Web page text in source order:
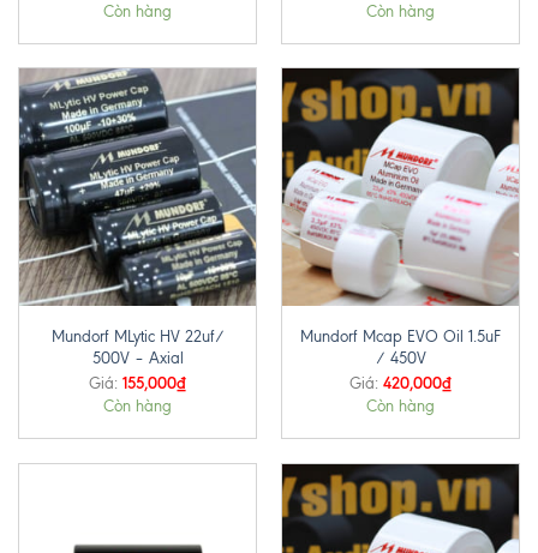
Còn hàng Còn hàng
Mundorf MLytic HV 22uf/
500V – Axial
Giá: 155,000₫
Còn hàng
Mundorf Mcap EVO Oil 1.5uF
/ 450V
Giá: 420,000₫
Còn hàng